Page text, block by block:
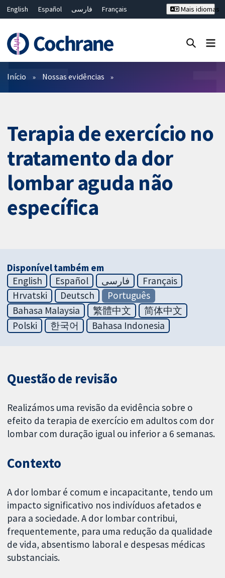
English Español فارسی
Français
Bahasa Malaysia
ไทย 繁體中文
Mais idiomas
Filtros
Início Nossas evidências
Terapia de exercício no
tratamento da dor
lombar aguda não
específica
Disponível também em
English
Español فارسی
Français
Hrvatski
Deutsch
Português
Bahasa Malaysia
繁體中文
简体中文
Polski
한국어 Bahasa Indonesia
Questão de revisão
Realizámos uma revisão da evidência sobre o
efeito da terapia de exercício em adultos com dor
lombar com duração igual ou inferior a 6 semanas.
Contexto
A dor lombar é comum e incapacitante, tendo um
impacto significativo nos indivíduos afetados e
para a sociedade. A dor lombar contribui,
frequentemente, para uma redução da qualidade
de vida, absentismo laboral e despesas médicas
substanciais.